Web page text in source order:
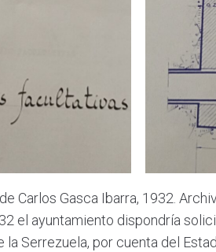
Carlos Gasca Ibarra, 1932.
ayuntamiento dispondría
la Serrezuela, por cuenta del